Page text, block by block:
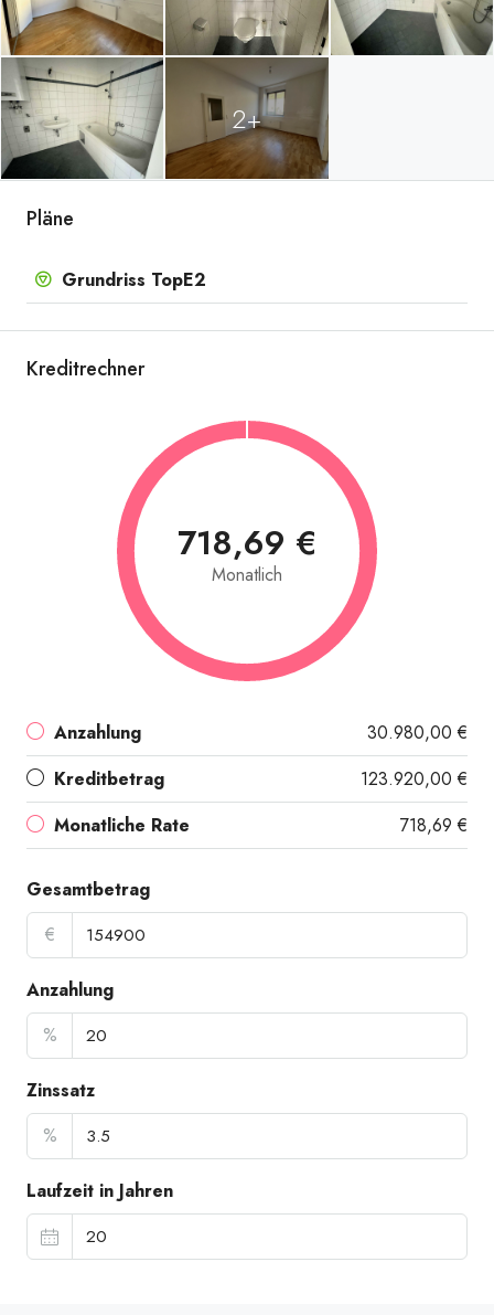
Wohn-Ess-Küche
2+
Pläne
Grundriss TopE2
Kreditrechner
718,69 €
Monatlich
Anzahlung
30.980,00 €
Kreditbetrag
123.920,00 €
Monatliche Rate
718,69 €
Gesamtbetrag
€
Anzahlung
%
Zinssatz
%
Laufzeit in Jahren